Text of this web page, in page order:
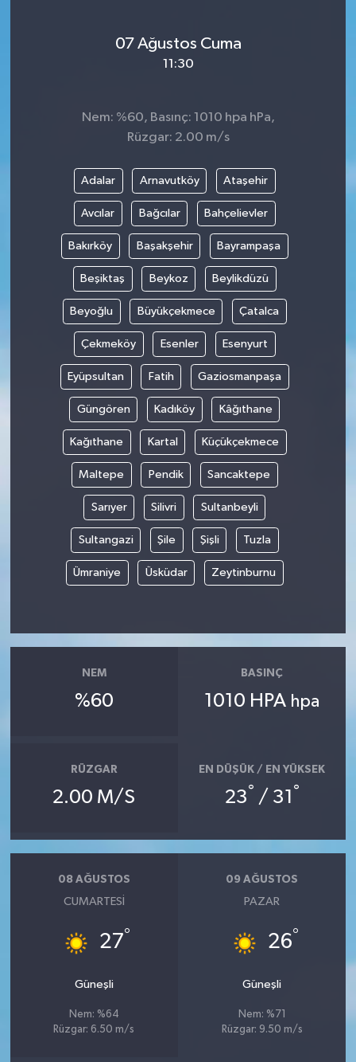
07 Ağustos Cuma
11:30
Nem: %60, Basınç: 1010 hpa hPa,
Rüzgar: 2.00 m/s
Adalar Arnavutköy Ataşehir
Avcılar Bağcılar Bahçelievler
Bakırköy Başakşehir Bayrampaşa
Beşiktaş Beykoz Beylikdüzü
Beyoğlu Büyükçekmece Çatalca
Çekmeköy Esenler Esenyurt
Eyüpsultan Fatih Gaziosmanpaşa
Güngören Kadıköy Kâğıthane
Kağıthane Kartal Küçükçekmece
Maltepe Pendik Sancaktepe
Sarıyer Silivri Sultanbeyli
Sultangazi Şile Şişli Tuzla
Ümraniye Üsküdar Zeytinburnu
NEM
%60
BASINÇ
1010 HPA hpa
RÜZGAR
2.00 M/S
EN DÜŞÜK / EN YÜKSEK
23° / 31 °
08 AĞUSTOS
CUMARTESI
27°
Güneşli
Nem: %64
Rüzgar: 6.50 m/s
09 AĞUSTOS
PAZAR
26°
Güneşli
Nem: %71
Rüzgar: 9.50 m/s